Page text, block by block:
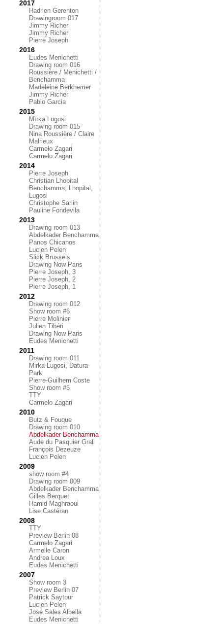
2017
Hadrien Gerenton
Drawingroom 017
Jimmy Richer
Jimmy Richer
Pierre Joseph
2016
Eudes Menichetti
Drawing room 016
Roussière / Menichetti /
Benchamma
Madeleine Berkhemer
Jimmy Richer
Pablo Garcia
2015
Mïrka Lugosi
Drawing room 015
Nina Roussière / Claire
Malrieux
Carmelo Zagari
Carmelo Zagari
2014
Pierre Joseph
Christian Lhopital
Benchamma, Lhopital,
Lugosi
Christophe Sarlin
Pauline Fondevila
2013
Drawing room 013
Abdelkader Benchamma
Panos Chicanos
Lucien Pelen
Slick Brussels
Drawing Now Paris
Pierre Joseph, 3
Pierre Joseph, 2
Pierre Joseph, 1
2012
Drawing room 012
Show room #6
Pierre Molinier
Julien Tibéri
Drawing Now Paris
Eudes Menichetti
2011
Drawing room 011
Mirka Lugosi, Datura
Park
Pierre-Guilhem Coste
Show room #5
TTY
Carmelo Zagari
2010
Butz & Fouque
Drawing room 010
Abdelkader Benchamma
Aude du Pasquier Grall
François Dezeuze
Lucien Pelen
2009
show room #4
Drawing room 009
Abdelkader Benchamma
Gilles Berquet
Hamid Maghraoui
Lise Castéran
2008
TTY
Preview Berlin 08
Carmelo Zagari
Armelle Caron
Andrea Loux
Eudes Menichetti
2007
Show room 3
Preview Berlin 07
Patrick Saytour
Lucien Pelen
Jose Sales Albella
Eudes Menichetti